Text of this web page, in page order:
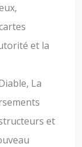
et la
La
et